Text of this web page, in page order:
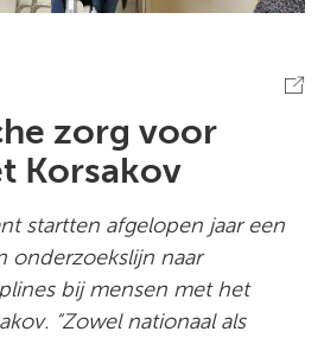
zorg voor
Korsakov
startten afgelopen jaar een
onderzoekslijn naar
bij mensen met het
“Zowel nationaal als